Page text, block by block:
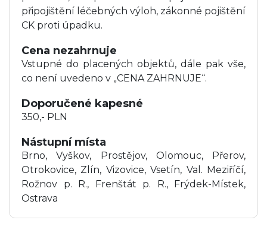
připojištění léčebných výloh, zákonné pojištění
CK proti úpadku.
Cena nezahrnuje
Vstupné do placených objektů, dále pak vše,
co není uvedeno v „CENA ZAHRNUJE“.
Doporučené kapesné
350,- PLN
Nástupní místa
Brno, Vyškov, Prostějov, Olomouc, Přerov,
Otrokovice, Zlín, Vizovice, Vsetín, Val. Meziříčí,
Rožnov p. R., Frenštát p. R., Frýdek-Místek,
Ostrava